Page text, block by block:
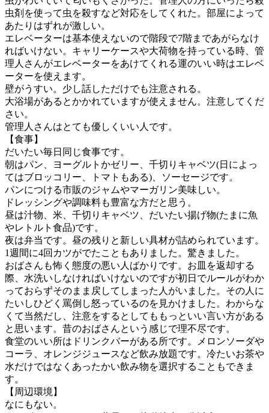
虫剤を使って虫を殺すなど対応をしてくれた。部屋によって
あたりはずれが激しい。
エレベーターは基本使えないので階段で7階まであがらなけ
ればいけない。キャリーケースや大荷物を持っている時、管
理人さんがエレベーターをあけてくれる運のいい時はエレベ
ーターを使えます。
壁がうすい。少し話しただけでも注意される。
大浴場があるとかかれていますが使えません。注意してくだ
さい。
管理人さんはとても優しくいい人です。
【食事】
だいたい毎日同じ食事です。
朝はパン、ヨーグルトかゼリー、千切りキャベツ(日によっ
てはブロッコリー、トマトもある)、ソーセージです。
パンにつける市販のジャムやマーガリン美味しい。
ドレッシングや調味料も豊富な方だと思う。
昼は汁物、米、千切りキャベツ、だいたい揚げ物(たまに魚
やレトルト食品)です。
夜は弁当です。昼の残りと新しい具材が詰められています。
1週間に4回カツがでたこともありました。驚きました。
おばさんも怖く態度の悪い人ばかりです。お皿を返却する
際、水洗いしなければいけないのですが初日でルールがわか
っておらずそのまま戻してしまった人がいました。その人に
たいしひどく罵倒し怒っているのを見かけました。わからな
くて当然だし、注意をするとしてももっといい言い方がある
と思います。昔のおばさんという感じで理不尽です。
食堂のいい所はドリンクバーがある所です。メロンソーダや
コーラ、オレンジジュースなど飲み放題です。冷たいお茶や
水だけではなくあったかい飲み物を選択することもできま
す。
【周辺環境】
なにもない。